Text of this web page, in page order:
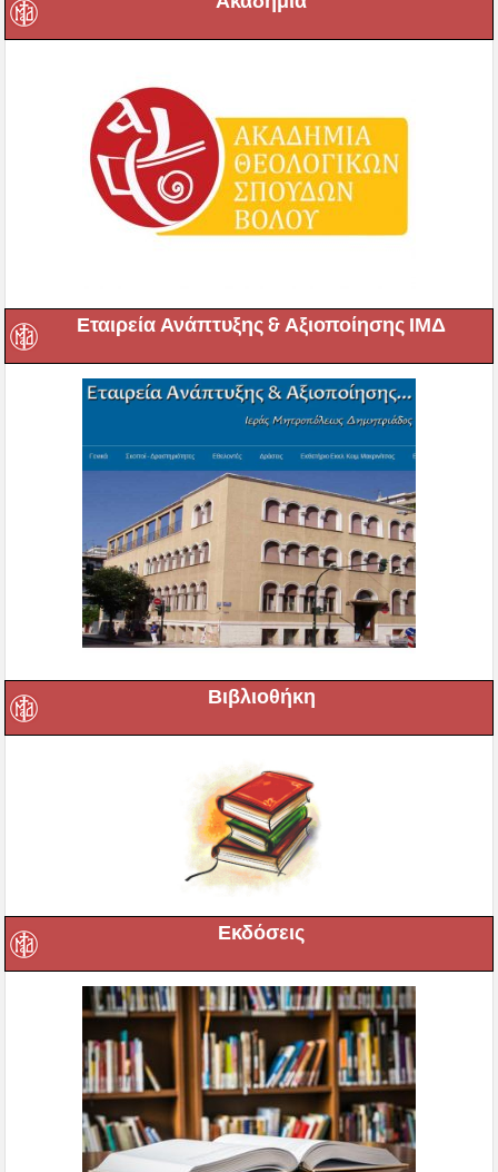
Εταιρεία Ανάπτυξης & Αξιοποίησης ΙΜΔ
Βιβλιοθήκη
Εκδόσεις